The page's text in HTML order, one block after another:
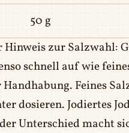
50 g
zur Salzwahl:
schnell auf wie
Feines
dosieren. Jodiertes
Unterschied macht